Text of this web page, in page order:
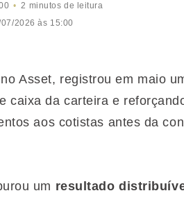
2 minutos de leitura
2026 às 15:00
Asset, registrou em maio
caixa da carteira e
aos cotistas antes da
um resultado